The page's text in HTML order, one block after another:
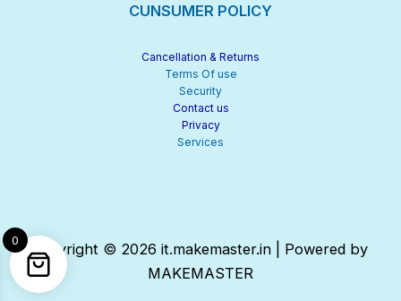
CUNSUMER POLICY
Cancellation & Returns
Terms Of use
Security
Contact us
Privacy
Services
Copyright © 2026 it.makemaster.in | Powered by
MAKEMASTER
0